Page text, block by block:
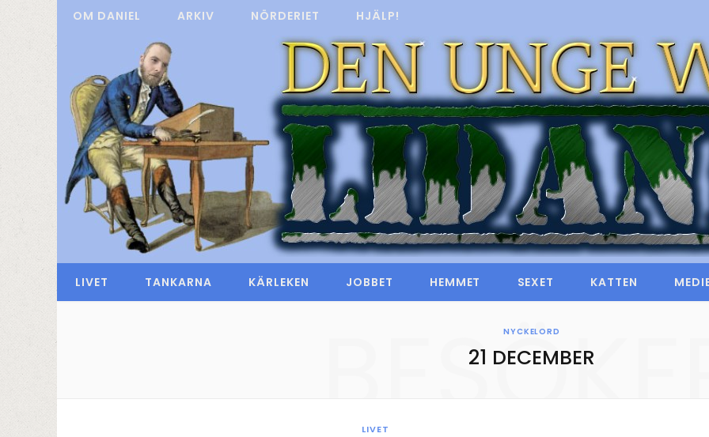
OM DANIEL ARKIV NÖRDERIET HJÄLP!
LIVET TANKARNA KÄRLEKEN JOBBET HEMMET SEXET KATTEN
NYCKELORD
21 DECEMBER
BESÖKER
LIVET